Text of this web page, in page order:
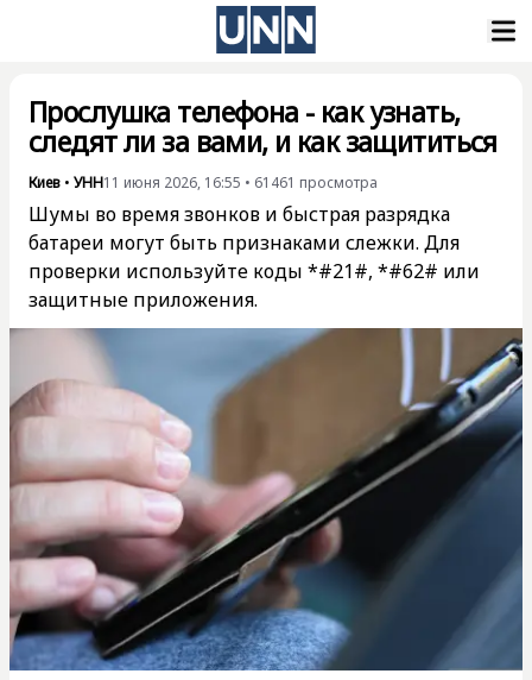
Прослушка телефона - как узнать,
следят ли за вами, и как защититься
Киев • УНН11 июня 2026, 16:55 • 61461 просмотра
Шумы во время звонков и быстрая разрядка
батареи могут быть признаками слежки. Для
проверки используйте коды *#21#, *#62# или
защитные приложения.